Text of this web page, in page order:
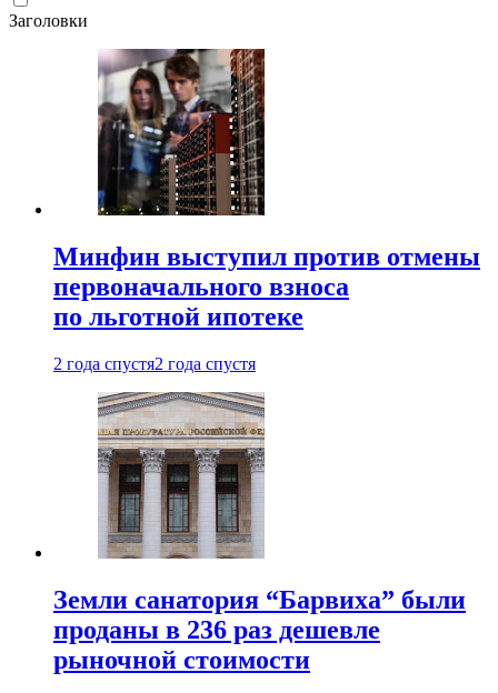
Заголовки
Минфин выступил против отмены
первоначального взноса
по льготной ипотеке
2 года спустя2 года спустя
Земли санатория “Барвиха” были
проданы в 236 раз дешевле
рыночной стоимости